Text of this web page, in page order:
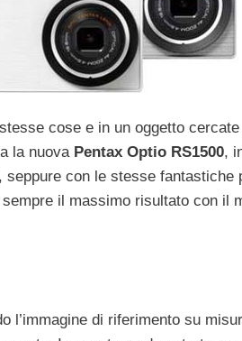
cose e in un oggetto
la nuova Pentax Optio RS1500,
, seppure con le stesse fantastiche
il massimo risultato con il
l’immagine di riferimento su